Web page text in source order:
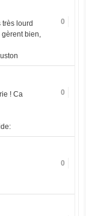
0
lourd
gèrent bien,
0
! Ca
0